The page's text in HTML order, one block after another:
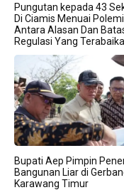
Pungutan kepada 43
Di Ciamis Menuai
Antara Alasan Dan
Regulasi Yang
Bupati Aep Pimpin
Bangunan Liar di
Karawang Timur